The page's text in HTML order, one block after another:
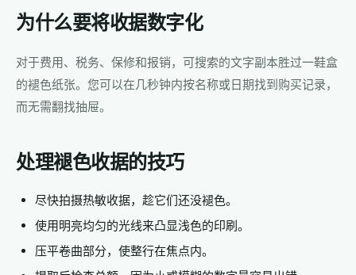
为什么要将收据数字化
对于费用、税务、保修和报销，可搜索的文字副本胜过一鞋盒
的褪色纸张。您可以在几秒钟内按名称或日期找到购买记录，
而无需翻找抽屉。
处理褪色收据的技巧
尽快拍摄热敏收据，趁它们还没褪色。
使用明亮均匀的光线来凸显浅色的印刷。
压平卷曲部分，使整行在焦点内。